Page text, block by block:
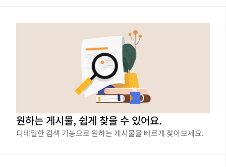
원하는 게시물, 쉽게 찾을 수 있어요.
디테일한 검색 기능으로 원하는 게시물을 빠르게 찾아보세요.